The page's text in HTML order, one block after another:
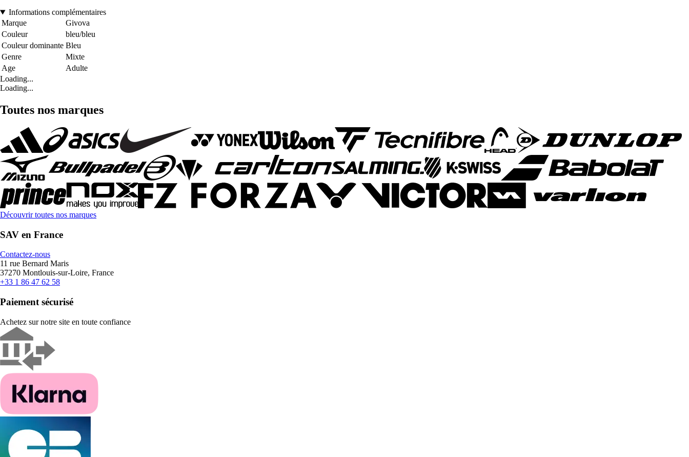
Informations complémentaires
Marque
Givova
Couleur
bleu/bleu
Couleur dominante Bleu
Genre
Mixte
Age
Adulte
Loading...
Loading...
Toutes nos marques
Découvrir toutes nos marques
SAV en France
Contactez-nous
11 rue Bernard Maris
37270 Montlouis-sur-Loire, France
+33 1 86 47 62 58
Paiement sécurisé
Achetez sur notre site en toute confiance